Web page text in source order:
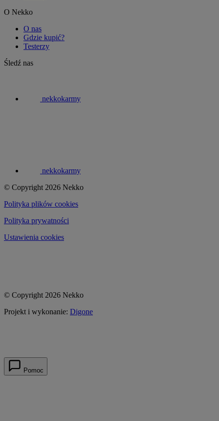
O Nekko
O nas
Gdzie kupić?
Testerzy
Śledź nas
nekkokarmy
nekkokarmy
© Copyright 2026 Nekko
Polityka plików cookies
Polityka prywatności
Ustawienia cookies
© Copyright 2026 Nekko
Projekt i wykonanie: Digone
Pomoc